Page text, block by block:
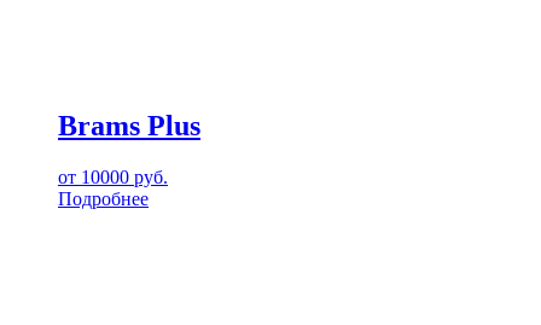
Brams Plus
от 10000 руб.
Подробнее